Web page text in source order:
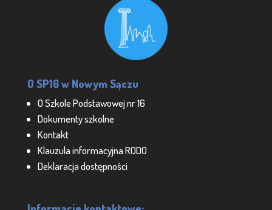
O SP16 w Nowym Sączu
O Szkole Podstawowej nr 16
Dokumenty szkolne
Kontakt
Klauzula informacyjna RODO
Deklaracja dostępności